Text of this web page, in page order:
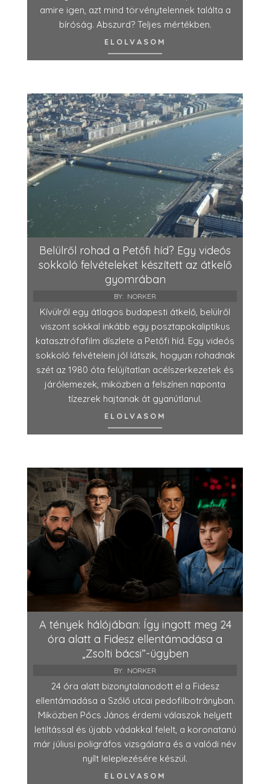
amire igen, azt mind törvénytelennek találta a
bíróság. Abszurd? Teljes mértékben.
ELOLVASOM
Belülről rohad a Petőfi híd? Egy videós
sokkoló felvételeket készített az átkelő
gyomrában
BY: NORKER
Kívülről egy átlagos budapesti átkelő, belülről
viszont sokkal inkább egy posztapokaliptikus
katasztrófafilm díszlete a Petőfi híd. Egy videós
sokkoló felvételein jól látszik, hogyan rohadnak
szét az 1980 óta felújítatlan acélszerkezetek és
járólemezek, miközben a felszínen naponta
tízezrek hajtanak át gyanútlanul.
ELOLVASOM
A tények hálójában: Így ingott meg 24
óra alatt a Fidesz ellentámadása a
„Zsolti bácsi”-ügyben
BY: NORKER
24 óra alatt bizonytalanodott el a Fidesz
ellentámadása a Szőlő utcai pedofilbotrányban.
Miközben Pócs János érdemi válaszok helyett
letiltással és újabb vádakkal felelt, a koronatanú
már júliusi poligráfos vizsgálatra és a valódi név
nyílt leleplezésére készül.
ELOLVASOM